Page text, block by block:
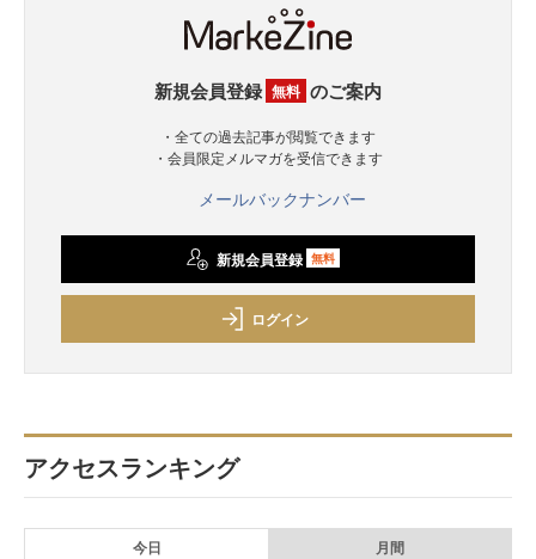
新規会員登録 無料 のご案内
・全ての過去記事が閲覧できます
・会員限定メルマガを受信できます
メールバックナンバー
新規会員登録 無料
ログイン
アクセスランキング
今日 月間